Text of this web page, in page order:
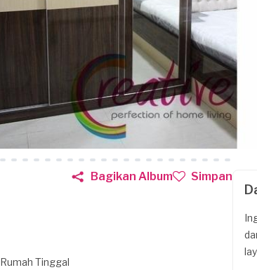
Bagikan Album Simpan
Rumah Tinggal